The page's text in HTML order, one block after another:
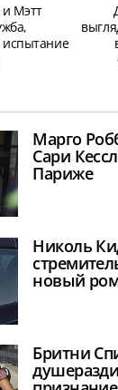
Мэтт
Марго
Сари
Париже
Николь
новый
Бритни